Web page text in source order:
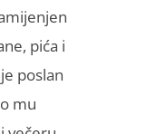
pića i
poslan
mu